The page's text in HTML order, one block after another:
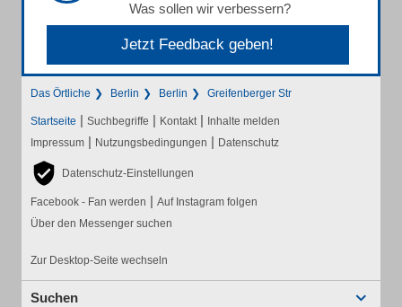
Was sollen wir verbessern?
Jetzt Feedback geben!
Das Örtliche Berlin Berlin Greifenberger Str
Startseite | Suchbegriffe | Kontakt | Inhalte melden
Impressum | Nutzungsbedingungen | Datenschutz
Datenschutz-Einstellungen
Facebook - Fan werden | Auf Instagram folgen
Über den Messenger suchen
Zur Desktop-Seite wechseln
Suchen